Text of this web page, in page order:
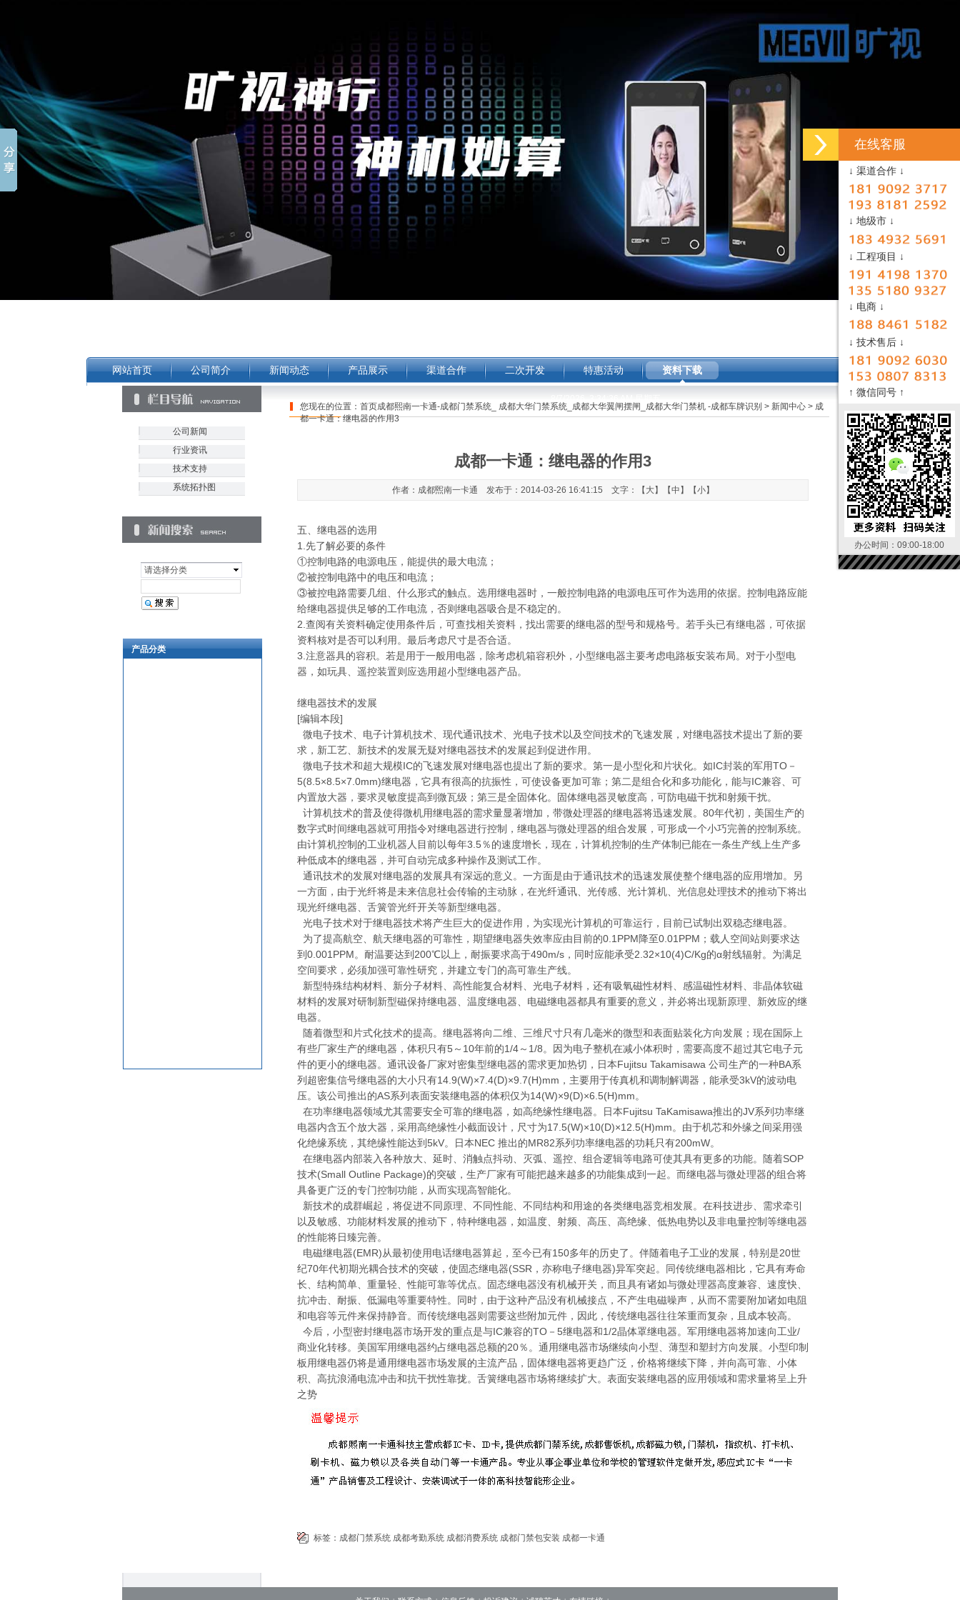
在线客服
↓ 渠道合作 ↓
↓ 地级市 ↓
↓ 工程项目 ↓
↓ 电商 ↓
↓ 技术售后 ↓
↑ 微信同号 ↑
办公时间：09:00-18:00
网站首页 公司简介 新闻动态 产品展示 渠道合作 二次开发 特惠活动 资料下载
您现在的位置： 首页成都熙南一卡通-成都门禁系统_ 成都大华门禁系统_成都大华翼闸摆闸_成都大华门禁机 -成都车牌识别 > 新闻中心 > 成
都一卡通：继电器的作用3
请选择分类
公司新闻
行业资讯
技术支持
系统拓扑图
成都一卡通：继电器的作用3
作者：成都煕南一卡通 发布于：2014-03-26 16:41:15 文字：【 大】【中 】【小】
五、继电器的选用
1.先了解必要的条件
①控制电路的电源电压，能提供的最大电流；
②被控制电路中的电压和电流；
③被控电路需要几组、什么形式的触点。选用继电器时，一般控制电路的电源电压可作为选用的依据。控制电路应能
给继电器提供足够的工作电流，否则继电器吸合是不稳定的。
2.查阅有关资料确定使用条件后，可查找相关资料，找出需要的继电器的型号和规格号。若手头已有继电器，可依据
资料核对是否可以利用。最后考虑尺寸是否合适。
3.注意器具的容积。若是用于一般用电器，除考虑机箱容积外，小型继电器主要考虑电路板安装布局。对于小型电
器，如玩具、遥控装置则应选用超小型继电器产品。
继电器技术的发展
[编辑本段]
微电子技术、电子计算机技术、现代通讯技术、光电子技术以及空间技术的飞速发展，对继电器技术提出了新的要
求，新工艺、新技术的发展无疑对继电器技术的发展起到促进作用。
微电子技术和超大规模IC的飞速发展对继电器也提出了新的要求。第一是小型化和片状化。如IC封装的军用TO－
5(8.5×8.5×7.0mm)继电器，它具有很高的抗振性，可使设备更加可靠；第二是组合化和多功能化，能与IC兼容、可
内置放大器，要求灵敏度提高到微瓦级；第三是全固体化。固体继电器灵敏度高，可防电磁干扰和射频干扰。
计算机技术的普及使得微机用继电器的需求量显著增加，带微处理器的继电器将迅速发展。80年代初，美国生产的
数字式时间继电器就可用指令对继电器进行控制，继电器与微处理器的组合发展，可形成一个小巧完善的控制系统。
由计算机控制的工业机器人目前以每年3.5％的速度增长，现在，计算机控制的生产体制已能在一条生产线上生产多
种低成本的继电器，并可自动完成多种操作及测试工作。
通讯技术的发展对继电器的发展具有深远的意义。一方面是由于通讯技术的迅速发展使整个继电器的应用增加。另
一方面，由于光纤将是未来信息社会传输的主动脉，在光纤通讯、光传感、光计算机、光信息处理技术的推动下将出
现光纤继电器、舌簧管光纤开关等新型继电器。
光电子技术对于继电器技术将产生巨大的促进作用，为实现光计算机的可靠运行，目前已试制出双稳态继电器。
为了提高航空、航天继电器的可靠性，期望继电器失效率应由目前的0.1PPM降至0.01PPM；载人空间站则要求达
到0.001PPM。耐温要达到200℃以上，耐振要求高于490m/s，同时应能承受2.32×10(4)C/Kg的α射线辐射。为满足
空间要求，必须加强可靠性研究，并建立专门的高可靠生产线。
新型特殊结构材料、新分子材料、高性能复合材料、光电子材料，还有吸氧磁性材料、感温磁性材料、非晶体软磁
材料的发展对研制新型磁保持继电器、温度继电器、电磁继电器都具有重要的意义，并必将出现新原理、新效应的继
电器。
随着微型和片式化技术的提高。继电器将向二维、三维尺寸只有几毫米的微型和表面贴装化方向发展；现在国际上
有些厂家生产的继电器，体积只有5～10年前的1/4～1/8。因为电子整机在减小体积时，需要高度不超过其它电子元
件的更小的继电器。通讯设备厂家对密集型继电器的需求更加热切，日本Fujitsu Takamisawa 公司生产的一种BA系
列超密集信号继电器的大小只有14.9(W)×7.4(D)×9.7(H)mm，主要用于传真机和调制解调器，能承受3kV的波动电
压。该公司推出的AS系列表面安装继电器的体积仅为14(W)×9(D)×6.5(H)mm。
在功率继电器领域尤其需要安全可靠的继电器，如高绝缘性继电器。日本Fujitsu TaKamisawa推出的JV系列功率继
电器内含五个放大器，采用高绝缘性小截面设计，尺寸为17.5(W)×10(D)×12.5(H)mm。由于机芯和外缘之间采用强
化绝缘系统，其绝缘性能达到5kV。日本NEC 推出的MR82系列功率继电器的功耗只有200mW。
在继电器内部装入各种放大、延时、消触点抖动、灭弧、遥控、组合逻辑等电路可使其具有更多的功能。随着SOP
技术(Small Outline Package)的突破，生产厂家有可能把越来越多的功能集成到一起。而继电器与微处理器的组合将
具备更广泛的专门控制功能，从而实现高智能化。
新技术的成群崛起，将促进不同原理、不同性能、不同结构和用途的各类继电器竞相发展。在科技进步、需求牵引
以及敏感、功能材料发展的推动下，特种继电器，如温度、射频、高压、高绝缘、低热电势以及非电量控制等继电器
的性能将日臻完善。
电磁继电器(EMR)从最初使用电话继电器算起，至今已有150多年的历史了。伴随着电子工业的发展，特别是20世
纪70年代初期光耦合技术的突破，使固态继电器(SSR，亦称电子继电器)异军突起。同传统继电器相比，它具有寿命
长、结构简单、重量轻、性能可靠等优点。固态继电器没有机械开关，而且具有诸如与微处理器高度兼容、速度快、
抗冲击、耐振、低漏电等重要特性。同时，由于这种产品没有机械接点，不产生电磁噪声，从而不需要附加诸如电阻
和电容等元件来保持静音。而传统继电器则需要这些附加元件，因此，传统继电器往往笨重而复杂，且成本较高。
今后，小型密封继电器市场开发的重点是与IC兼容的TO－5继电器和1/2晶体罩继电器。军用继电器将加速向工业/
商业化转移。美国军用继电器约占继电器总额的20％。通用继电器市场继续向小型、薄型和塑封方向发展。小型印制
板用继电器仍将是通用继电器市场发展的主流产品，固体继电器将更趋广泛，价格将继续下降，并向高可靠、小体
积、高抗浪涌电流冲击和抗干扰性靠拢。舌簧继电器市场将继续扩大。表面安装继电器的应用领域和需求量将呈上升
之势
标签： 成都门禁系统 成都考勤系统 成都消费系统 成都门禁包安装 成都一卡通
产品分类